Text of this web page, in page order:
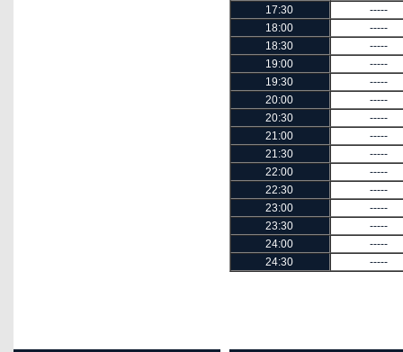
17:30
-----
18:00
-----
18:30
-----
19:00
-----
19:30
-----
20:00
-----
20:30
-----
21:00
-----
21:30
-----
22:00
-----
22:30
-----
23:00
-----
23:30
-----
24:00
-----
24:30
-----